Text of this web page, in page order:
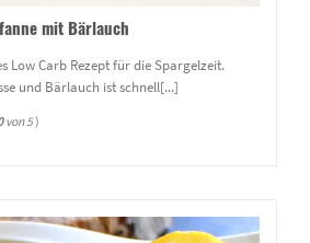
mit Bärlauch
Low Carb Rezept für die Spargelzeit.
und Bärlauch ist schnell[...]
von 5)